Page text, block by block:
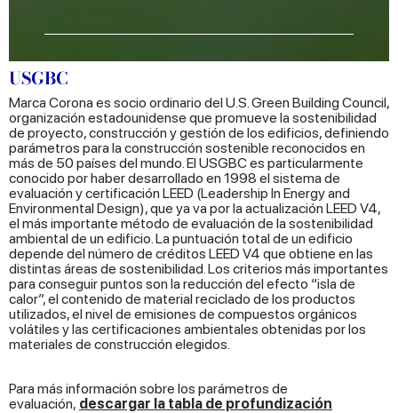
USGBC
Marca Corona es socio ordinario del U.S. Green Building Council,
organización estadounidense que promueve la sostenibilidad
de proyecto, construcción y gestión de los edificios, definiendo
parámetros para la construcción sostenible reconocidos en
más de 50 países del mundo. El USGBC es particularmente
conocido por haber desarrollado en 1998 el sistema de
evaluación y certificación LEED (Leadership In Energy and
Environmental Design), que ya va por la actualización LEED V4,
el más importante método de evaluación de la sostenibilidad
ambiental de un edificio. La puntuación total de un edificio
depende del número de créditos LEED V4 que obtiene en las
distintas áreas de sostenibilidad. Los criterios más importantes
para conseguir puntos son la reducción del efecto “isla de
calor”, el contenido de material reciclado de los productos
utilizados, el nivel de emisiones de compuestos orgánicos
volátiles y las certificaciones ambientales obtenidas por los
materiales de construcción elegidos.
Para más información sobre los parámetros de
evaluación, descargar la tabla de profundización